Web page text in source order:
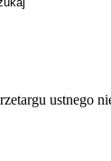
ustnego